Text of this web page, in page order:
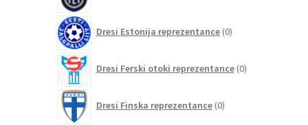
Dresi Estonija reprezentance 0izdelkov
Dresi Ferski otoki reprezentance 0izdelkov
Dresi Finska reprezentance 0izdelkov